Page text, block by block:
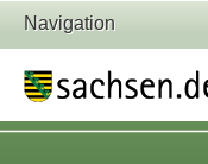
Navigation